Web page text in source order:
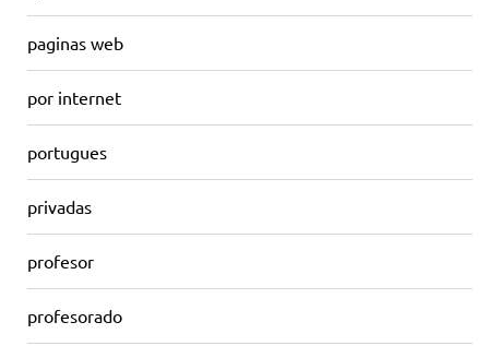
paginas web
por internet
portugues
privadas
profesor
profesorado